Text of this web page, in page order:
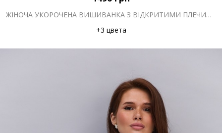
ЖІНОЧА УКОРОЧЕНА ВИШИВАНКА З ВІДКРИТИМИ ПЛЕЧИМА БЛАКИТНА З СИНІМИ КВІТАМИ ГЛАДДЮ
+3 цвета